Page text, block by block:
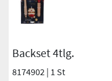
Backset 4tlg.
8174902 | 1 St